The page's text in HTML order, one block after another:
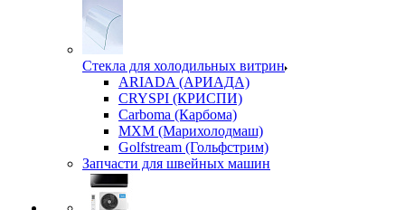
Стекла для холодильных витрин
ARIADA (АРИАДА)
CRYSPI (КРИСПИ)
Carboma (Карбома)
MXM (Марихолодмаш)
Golfstream (Гольфстрим)
Запчасти для швейных машин